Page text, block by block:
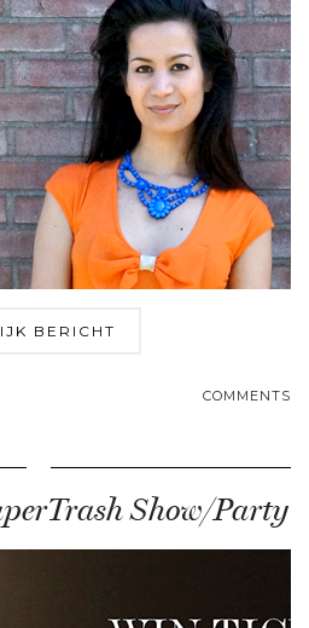
BERICHT
COMMENTS
Show/Party